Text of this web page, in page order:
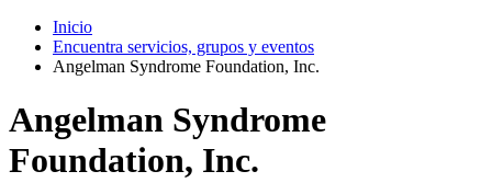
Inicio
Encuentra servicios, grupos y eventos
Angelman Syndrome Foundation, Inc.
Angelman Syndrome
Foundation, Inc.